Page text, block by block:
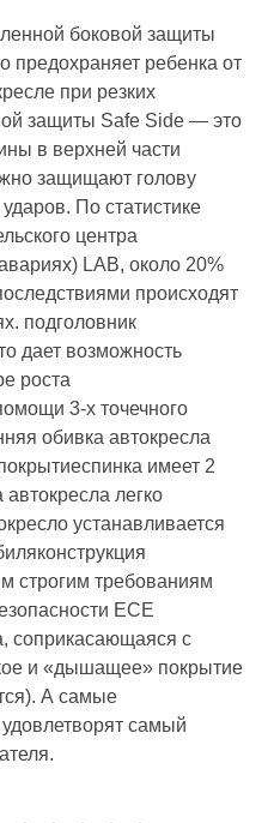
боковой защиты
предохраняет ребенка от
при резких
защиты Safe Side — это
в верхней части
защищают голову
По статистике
центра
LAB, около 20%
происходят
подголовник
дает возможность
роста
3-х точечного
обивка автокресла
имеет 2
легко
устанавливается
строгим требованиям
ECE
соприкасающаяся с
и «дышащее» покрытие
А самые
самый